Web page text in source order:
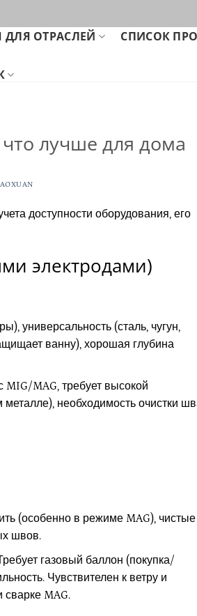
ДЛЯ ОТРАСЛЕЙ СПИСОК
лучше для дома
доступности оборудования, его
электродами)
универсальность (сталь, чугун,
ванну), хорошая глубина
MAG, требует высокой
необходимость очистки
(особенно в режиме MAG), чистые
швов.
газовый баллон (покупка/
Чувствителен к ветру и
сварке MAG.